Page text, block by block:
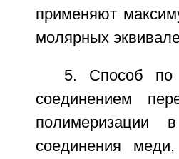
применяют
молярных
5. Способ
соединением
полимеризации
соединения